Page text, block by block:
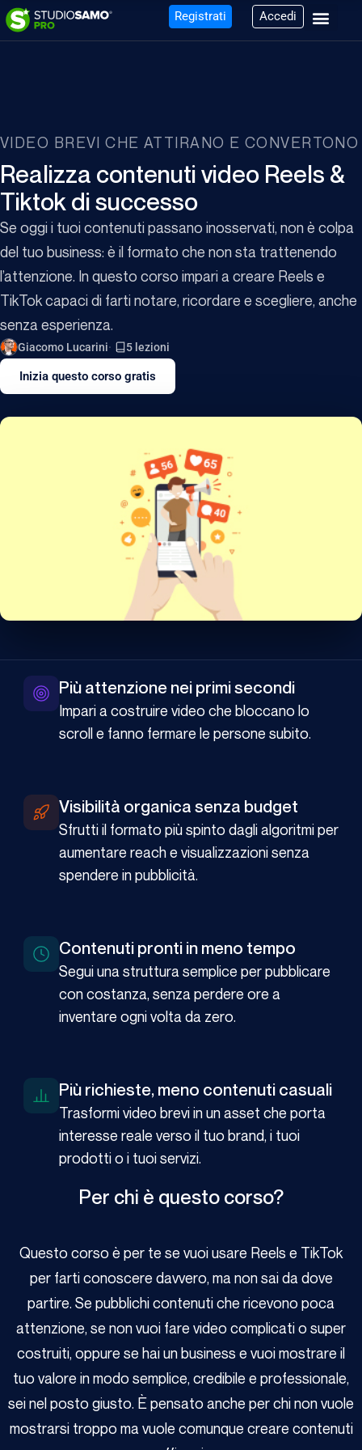
Registrati Accedi
VIDEO BREVI CHE ATTIRANO E CONVERTONO
Realizza contenuti video Reels &
Tiktok di successo
Se oggi i tuoi contenuti passano inosservati, non è colpa
del tuo business: è il formato che non sta trattenendo
l’attenzione. In questo corso impari a creare Reels e
TikTok capaci di farti notare, ricordare e scegliere, anche
senza esperienza.
Giacomo Lucarini 5 lezioni
Inizia questo corso gratis
Più attenzione nei primi secondi
Impari a costruire video che bloccano lo
scroll e fanno fermare le persone subito.
Visibilità organica senza budget
Sfrutti il formato più spinto dagli algoritmi per
aumentare reach e visualizzazioni senza
spendere in pubblicità.
Contenuti pronti in meno tempo
Segui una struttura semplice per pubblicare
con costanza, senza perdere ore a
inventare ogni volta da zero.
Più richieste, meno contenuti casuali
Trasformi video brevi in un asset che porta
interesse reale verso il tuo brand, i tuoi
prodotti o i tuoi servizi.
Per chi è questo corso?
Questo corso è per te se vuoi usare Reels e TikTok
per farti conoscere davvero, ma non sai da dove
partire. Se pubblichi contenuti che ricevono poca
attenzione, se non vuoi fare video complicati o super
costruiti, oppure se hai un business e vuoi mostrare il
tuo valore in modo semplice, credibile e professionale,
sei nel posto giusto. È pensato anche per chi non vuole
mostrarsi troppo ma vuole comunque creare contenuti